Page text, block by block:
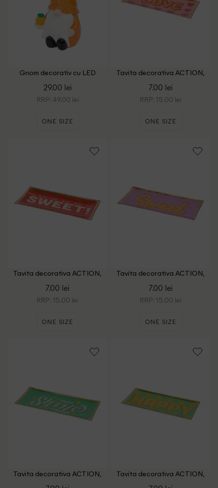
Gnom decorativ cu LED
29.00 lei
RRP: 49.00 lei
ONE SIZE
Tavita decorativa ACTION,
7.00 lei
RRP: 15.00 lei
ONE SIZE
Tavita decorativa ACTION,
7.00 lei
RRP: 15.00 lei
ONE SIZE
Tavita decorativa ACTION,
7.00 lei
RRP: 15.00 lei
ONE SIZE
Tavita decorativa ACTION,
Tavita decorativa ACTION,